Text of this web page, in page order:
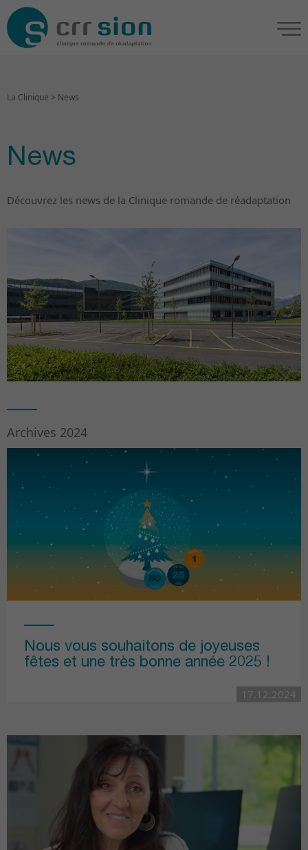
La Clinique > News
News
Découvrez les news de la Clinique romande de réadaptation
Archives 2024
Nous vous souhaitons de joyeuses
fêtes et une très bonne année 2025 !
17.12.2024